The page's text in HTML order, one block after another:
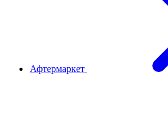
Афтермаркет